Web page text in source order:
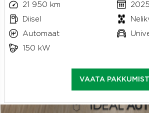
21 950 km
2025
Diisel
Automaat
150 kW
VAATA PAKKUMIST